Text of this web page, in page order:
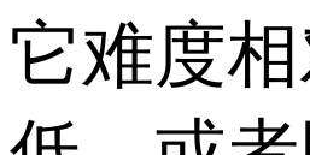
它难度